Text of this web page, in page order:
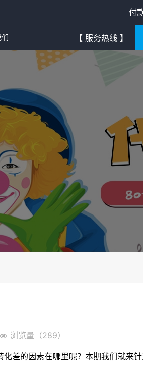
付
【 服务热线 】
浏览量（289）
差的因素在哪里呢？本期我们就来